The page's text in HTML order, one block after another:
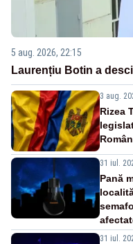
5 aug. 2026, 22:15
Laurențiu Botin a
3 aug.
Rizea
31 iul.
Pană
31 iul.